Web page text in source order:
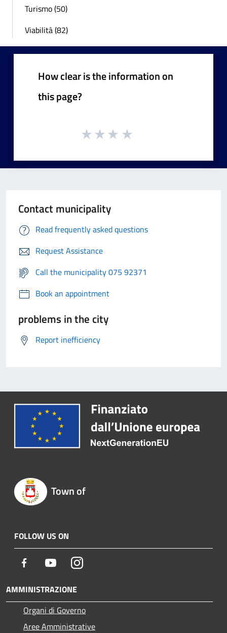
Turismo (50)
Viabilità (82)
How clear is the information on
this page?
Contact municipality
Read frequently asked questions
Request Assistance
Call the municipality 075 92371
Book an appointment
problems in the city
Report inefficiency
Town of
FOLLOW US ON
Facebook YoutubeInstagram
AMMINISTRAZIONE
Organi di Governo
Aree Amministrative